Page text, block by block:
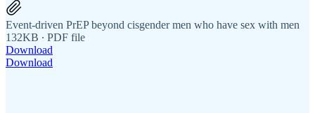
Event-driven PrEP beyond cisgender men who have sex with men
132KB ∙ PDF file
Download
Download